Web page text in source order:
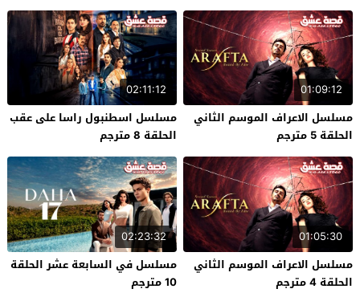
01:09:12
مسلسل الاعراف الموسم الثاني
الحلقة 5 مترجم
02:11:12
مسلسل اسطنبول راسا على عقب
الحلقة 8 مترجم
01:05:30
مسلسل الاعراف الموسم الثاني
الحلقة 4 مترجم
02:23:32
مسلسل في السابعة عشر الحلقة
10 مترجم